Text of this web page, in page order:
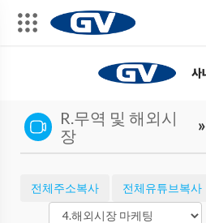
R.무역 및 해외시
장
»
전체주소복사 전체유튜브복사